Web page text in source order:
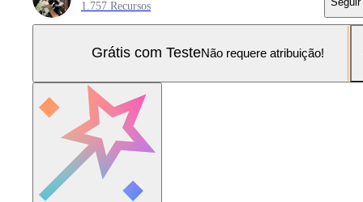
1.757 Recursos
Grátis com TesteNão requere atribuição!